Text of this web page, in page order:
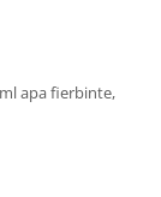
apa fierbinte,